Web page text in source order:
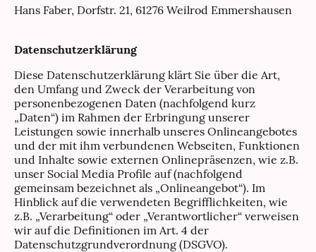
Hans Faber, Dorfstr. 21, 61276 Weilrod Emmershausen
Datenschutzerklärung
Diese Datenschutzerklärung klärt Sie über die Art,
den Umfang und Zweck der Verarbeitung von
personenbezogenen Daten (nachfolgend kurz
„Daten“) im Rahmen der Erbringung unserer
Leistungen sowie innerhalb unseres Onlineangebotes
und der mit ihm verbundenen Webseiten, Funktionen
und Inhalte sowie externen Onlinepräsenzen, wie z.B.
unser Social Media Profile auf (nachfolgend
gemeinsam bezeichnet als „Onlineangebot“). Im
Hinblick auf die verwendeten Begrifflichkeiten, wie
z.B. „Verarbeitung“ oder „Verantwortlicher“ verweisen
wir auf die Definitionen im Art. 4 der
Datenschutzgrundverordnung (DSGVO).